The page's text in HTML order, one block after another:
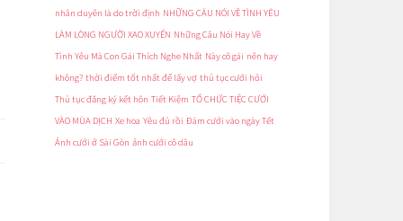
nhân duyên là do trời định NHỮNG CÂU NÓI VỀ TÌNH YÊU
LÀM LÒNG NGƯỜI XAO XUYẾN Những Câu Nói Hay Về
Tình Yêu Mà Con Gái Thích Nghe Nhất Này cô gái nên hay
không? thời điểm tốt nhất để lấy vợ thủ tục cưới hỏi
Thủ tục đăng ký kết hôn Tiết Kiệm TỔ CHỨC TIỆC CƯỚI
VÀO MÙA DỊCH Xe hoa Yêu đủ rồi Đám cưới vào ngày Tết
Ảnh cưới ở Sài Gòn ảnh cưới cô dâu